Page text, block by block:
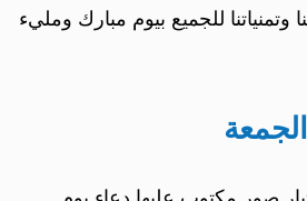
وتمنياتنا للجميع بيوم مبارك ومليء